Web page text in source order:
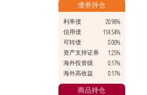
债券持仓
利率债
20.98%
信用债
114.54%
可转债
0.00%
资产支持证券
1.25%
海外投资级
0.17%
海外高收益
0.17%
商品持仓